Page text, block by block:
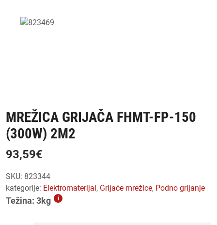
MREŽICA GRIJAČA FHMT-FP-150
(300W) 2M2
93,59€
SKU: 823344
kategorije:
elektromaterijal, grijaće mrežice, podno grijanje
Težina: 3kg i